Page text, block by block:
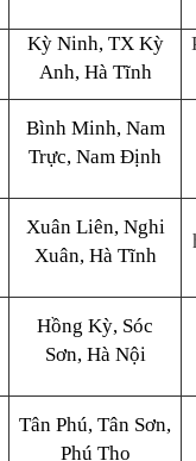
Kỳ Ninh, TX Kỳ
Anh, Hà Tĩnh
Bình Minh, Nam
Trực, Nam Định
Xuân Liên, Nghi
Xuân, Hà Tĩnh
Hồng Kỳ, Sóc
Sơn, Hà Nội
Tân Phú, Tân Sơn,
Phú Thọ